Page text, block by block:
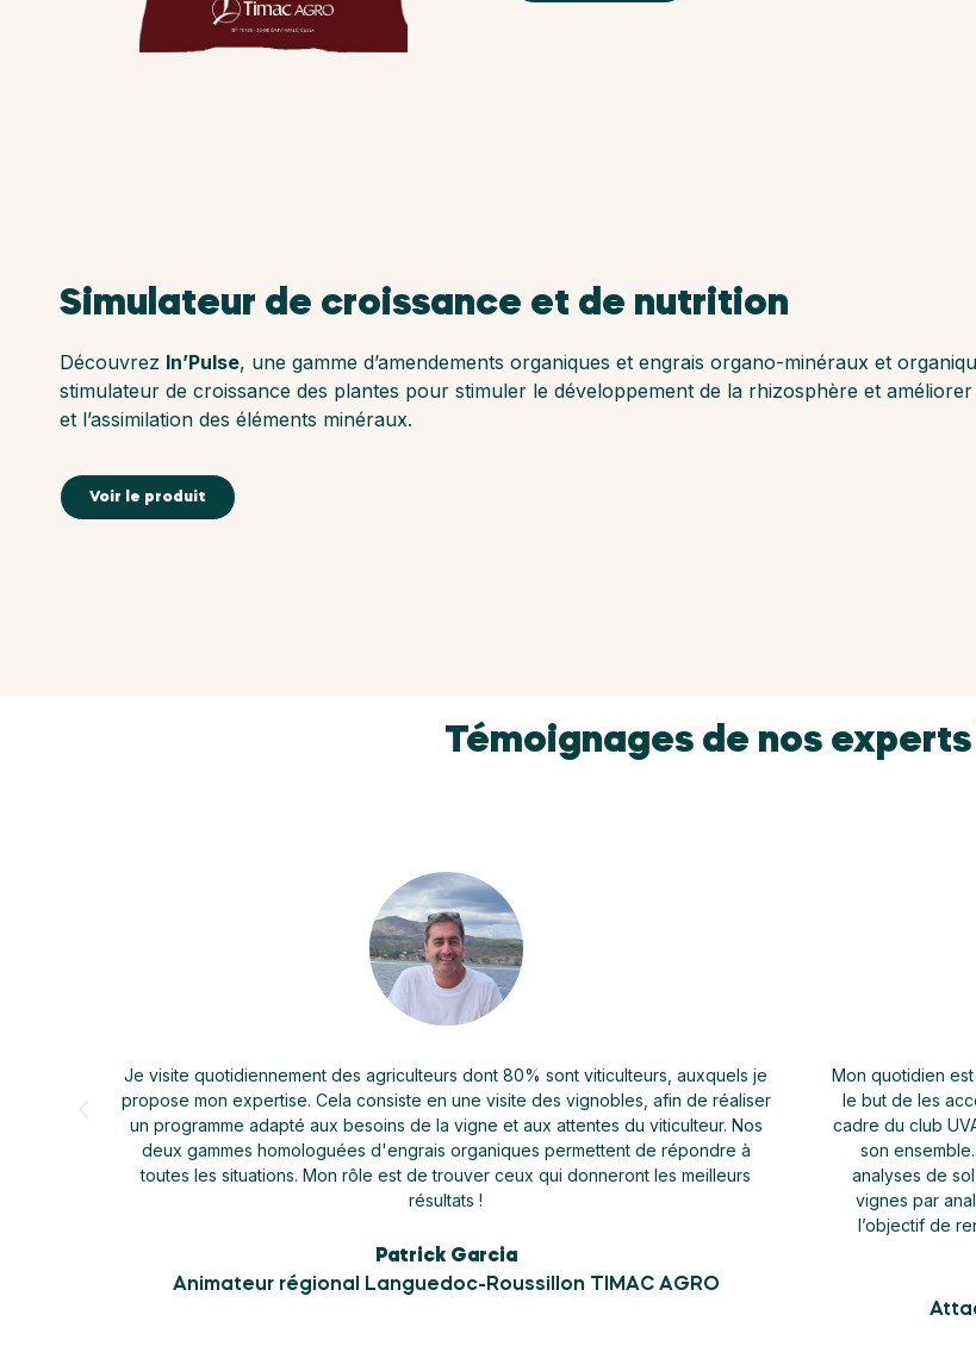
Simulateur de croissance et de nutrition
Découvrez In’Pulse, une gamme d’amendements organiques et engrais organo-minéraux et
stimulateur de croissance des plantes pour stimuler le développement de la rhizosphère et améliorer
et l’assimilation des éléments minéraux.
Voir le produit
Témoignages de nos
Mon quotidien est d’aller au contact des viticulteurs, de visiter leurs parcelles dans
le but de les accompagner pour valoriser la rentabilité de leur vignoble. Dans le
cadre du club UVA TERRA nous prenons en charge la fertilisation des vignes dans
son ensemble. Nous faisons un suivi parcellaire complet : interprétation des
analyses de sol, vérification du bon fonctionnement de la photosynthèse des
vignes par analyses de fluorimétrie et préconisation de fertilisants adaptés à
Virginie Valenzuela
Je
qualité
viticulteurs